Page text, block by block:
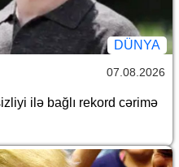
DÜNYA
07.08.2026
ilə bağlı rekord cərimə